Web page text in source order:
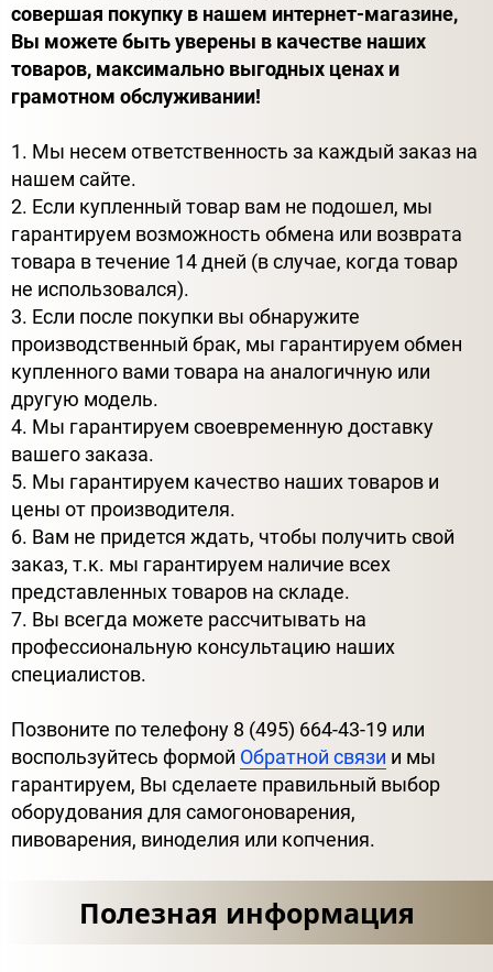
совершая покупку в нашем интернет-магазине,
Вы можете быть уверены в качестве наших
товаров, максимально выгодных ценах и
грамотном обслуживании!
1. Мы несем ответственность за каждый заказ на
нашем сайте.
2. Если купленный товар вам не подошел, мы
гарантируем возможность обмена или возврата
товара в течение 14 дней (в случае, когда товар
не использовался).
3. Если после покупки вы обнаружите
производственный брак, мы гарантируем обмен
купленного вами товара на аналогичную или
другую модель.
4. Мы гарантируем своевременную доставку
вашего заказа.
5. Мы гарантируем качество наших товаров и
цены от производителя.
6. Вам не придется ждать, чтобы получить свой
заказ, т.к. мы гарантируем наличие всех
представленных товаров на складе.
7. Вы всегда можете рассчитывать на
профессиональную консультацию наших
специалистов.
Позвоните по телефону 8 (495) 664-43-19 или
воспользуйтесь формой Обратной связи и мы
гарантируем, Вы сделаете правильный выбор
оборудования для самогоноварения,
пивоварения, виноделия или копчения.
Полезная информация